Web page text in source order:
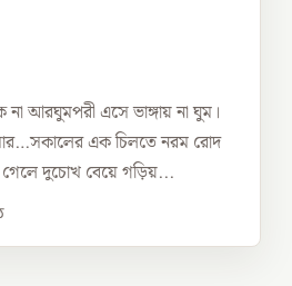
আরঘুমপরী এসে ভাঙ্গায় না ঘুম।
এক চিলতে নরম রোদ
দুচোখ বেয়ে গড়িয়...